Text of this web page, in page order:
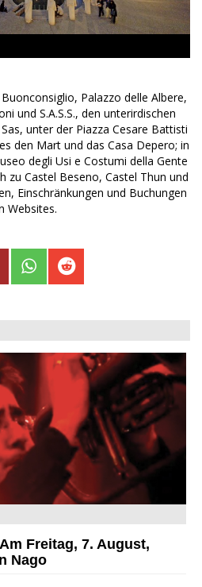
Palazzo delle Albere,
und S.A.S.S., den unterirdischen
unter der Piazza Cesare Battisti
den Mart und das Casa Depero; in
degli Usi e Costumi della Gente
zu Castel Beseno, Castel Thun und
Einschränkungen und Buchungen
Websites.
Garda Jazz Festival
Freitag, 7. August,
Nago